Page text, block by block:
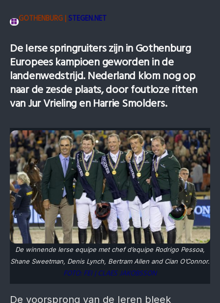
GOTHENBURG | STEGEN.NET
De Ierse springruiters zijn in Gothenburg
Europees kampioen geworden in de
landenwedstrijd. Nederland klom nog op
naar de zesde plaats, door foutloze ritten
van Jur Vrieling en Harrie Smolders.
De winnende Ierse equipe met chef d’equipe Rodrigo Pessoa,
Shane Sweetman, Denis Lynch, Bertram Allen and Cian O’Connor.
FOTO: FEI | CLAES JAKOBSSON
De voorsprong van de Ieren bleek